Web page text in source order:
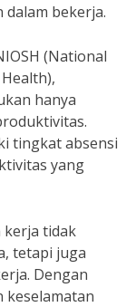
bekerja.
(National
hanya
tingkat absensi
yang
kerja tidak
tetapi juga
Dengan
keselamatan